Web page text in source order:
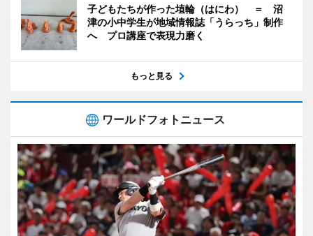
子どもたちが作った埴輪（はにわ） ＝ 沼
津の小中学生が地域情報誌「うらっち」制作
へ プロ講座で表現力磨く
もっと見る
ワールドフォトニュース